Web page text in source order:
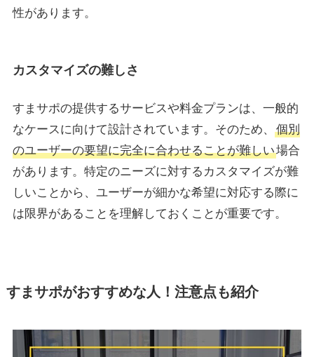
性があります。
カスタマイズの難しさ
すまサポの提供するサービスや料金プランは、一般的
なケースに向けて設計されています。そのため、
個別
のユーザーの要望に完全に合わせることが難しい場合
があります。特定のニーズに対するカスタマイズが難
しいことから、ユーザーが細かな希望に対応する際に
は限界があることを理解しておくことが重要です。
すまサポがおすすめな人！注意点も紹介